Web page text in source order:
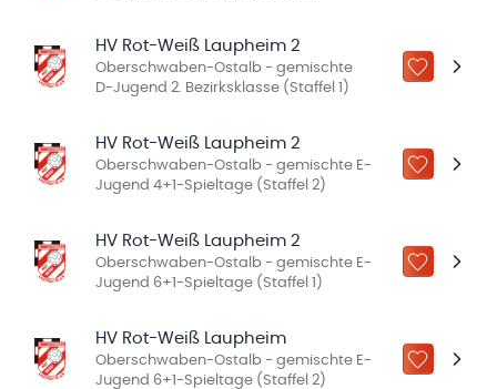
HV Rot-Weiß Laupheim 2
Oberschwaben-Ostalb - gemischte
D-Jugend 2. Bezirksklasse (Staffel 1)
ZU „MEINE
HV Rot-Weiß Laupheim 2
Oberschwaben-Ostalb - gemischte E-
Jugend 4+1-Spieltage (Staffel 2)
ZU „MEINE
HV Rot-Weiß Laupheim 2
Oberschwaben-Ostalb - gemischte E-
Jugend 6+1-Spieltage (Staffel 1)
ZU „MEINE
HV Rot-Weiß Laupheim
Oberschwaben-Ostalb - gemischte E-
Jugend 6+1-Spieltage (Staffel 2)
ZU „MEINE